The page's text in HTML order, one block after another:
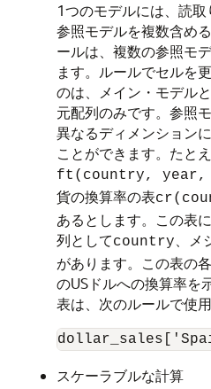
1つのモデルには、読
参照モデルを複数含め
ールは、複数の参照モ
ます。ルールでセルを
のは、メイン・モデル
元配列のみです。参照
異なるディメンション
ことができます。たと
ft(country, year,
貨の換算率の表
あるとします。この表
列としてcountry、メ
があります。この表の
のUSドルへの換算率を
表は、次のルールで使用
スケーラブルな計算